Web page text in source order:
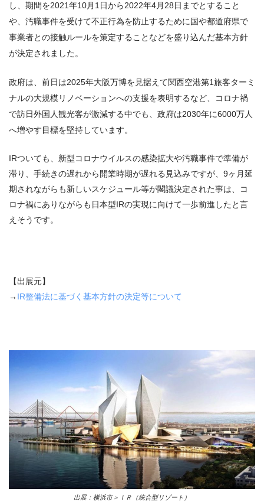
し、期間を2021年10月 1 日から2022年4月 28日までとすること
や、汚職事件を受けて不正行為を防止するために国や都道府県で
事業者との接触ルールを策定することなどを盛り込んだ基本方針
が決定されました。
政府は、前日は2025年大阪万博を見据えて関西空港第1旅客ターミ
ナルの大規模リノベーションへの支援を表明するなど、コロナ禍
で訪日外国人観光客が激減する中でも、政府は2030年に6000万人
へ増やす目標を堅持しています。
IRついても、新型コロナウイルスの感染拡大や汚職事件で準備が
滞り、手続きの遅れから開業時期が遅れる見込みですが、9ヶ月延
期されながらも新しいスケジュール等が閣議決定された事は、コ
ロナ禍にありながらも日本型IRの実現に向けて一歩前進したと言
えそうです。
【出展元】
→ IR整備法に基づく基本方針の決定等について
出展：横浜市＞ＩＲ（統合型リゾート）